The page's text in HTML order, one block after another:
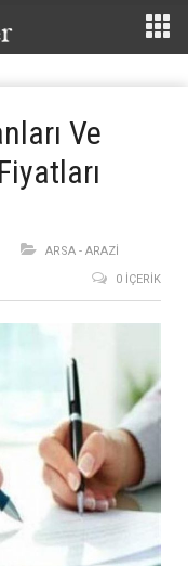
Ve
ARSA - ARAZİ
0 İÇERIK